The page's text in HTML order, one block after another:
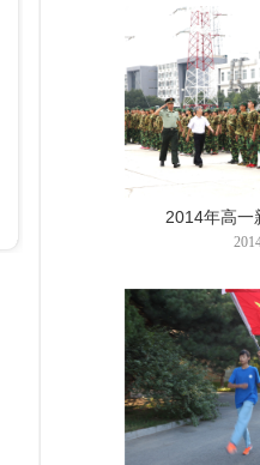
2014年高一